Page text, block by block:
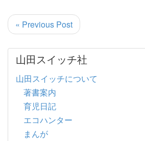
« Previous Post
山田スイッチ社
山田スイッチについて
著書案内
育児日記
エコハンター
まんが